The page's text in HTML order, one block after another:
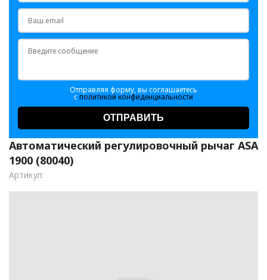
Отправляя форму, вы соглашаетесь
сполитикой конфиденциальности
ОТПРАВИТЬ
Автоматический регулировочный рычаг ASA
1900 (80040)
Артикул: